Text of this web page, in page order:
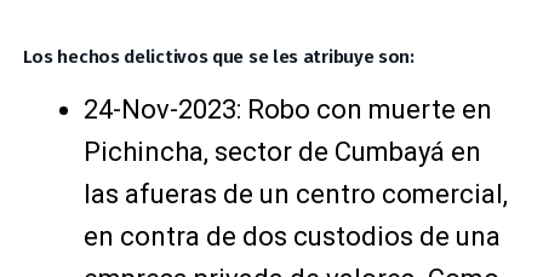
Los hechos delictivos que se les atribuye son:
24-Nov-2023: Robo con muerte en
Pichincha, sector de Cumbayá en
las afueras de un centro comercial,
en contra de dos custodios de una